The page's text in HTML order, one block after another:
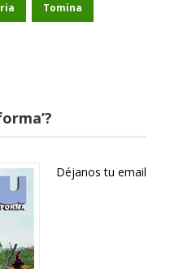
Tomina
Déjanos tu email